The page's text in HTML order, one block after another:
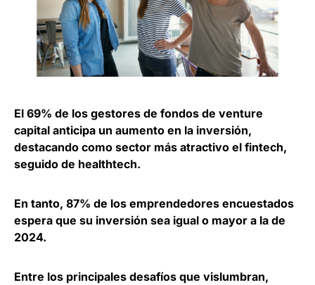
El 69% de los gestores de fondos de venture
capital anticipa un aumento en la inversión,
destacando como sector más atractivo el fintech,
seguido de healthtech.
En tanto, 87% de los emprendedores encuestados
espera que su inversión sea igual o mayor a la de
2024.
Entre los principales desafíos que vislumbran,